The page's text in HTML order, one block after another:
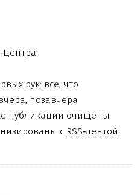
рук: все, что
позавчера
публикации очищены
с RSS‑лентой.